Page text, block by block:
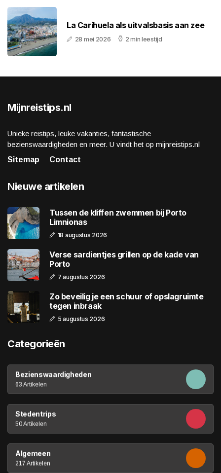
La Carihuela als uitvalsbasis aan zee
28 mei 2026 2 min leestijd
Mijnreistips.nl
Unieke reistips, leuke vakanties, fantastische
bezienswaardigheden en meer. U vindt het op mijnreistips.nl
Sitemap
Contact
Nieuwe artikelen
Tussen de kliffen zwemmen bij Porto
Limnionas
18 augustus 2026
Verse sardientjes grillen op de kade van
Porto
7 augustus 2026
Zo beveilig je een schuur of opslagruimte
tegen inbraak
5 augustus 2026
Categorieën
Bezienswaardigheden
63 Artikelen
Stedentrips
50 Artikelen
Algemeen
217 Artikelen